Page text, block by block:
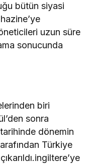
bütün siyasi
uzun süre
sonucunda
biri
sonra
dönemin
Türkiye